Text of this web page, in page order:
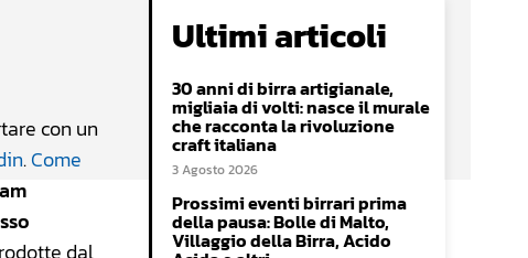
con un
.Come
Ultimi articoli
30 anni di birra artigianale,
migliaia di volti: nasce il murale
che racconta la rivoluzione
craft italiana
3 Agosto 2026
Prossimi eventi birrari prima
della pausa: Bolle di Malto,
Villaggio della Birra, Acido